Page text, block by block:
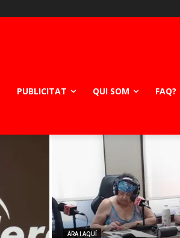
PUBLICITAT QUI SOM FAQ?
ARA I AQUÍ